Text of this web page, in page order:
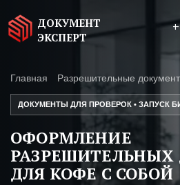
ДОКУМЕНТ
ЭКСПЕРТ
Главная Разрешительные
ДОКУМЕНТЫ ДЛЯ ПРОВЕРОК • ЗАПУСК
ОФОРМЛЕНИЕ
ДЛЯ КОФЕ С СОБОЙ